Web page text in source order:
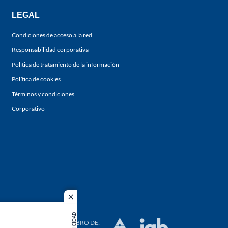
close
LEGAL
Condiciones de acceso a la red
Responsabilidad corporativa
Política de tratamiento de la información
Política de cookies
Términos y condiciones
Corporativo
MIEMBRO DE: